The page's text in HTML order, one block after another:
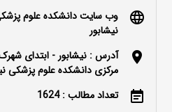
language
وب سایت دانشکده علوم
نیشابور
location_on
آدرس : نیشابور - ابتدای
مرکزی دانشکده علوم پزشکی
event_note تعداد مطالب : 1624